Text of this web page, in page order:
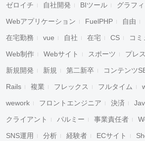
ゼロイチ 自社開発 BIツール グラフ
Webアプリケーション FuelPHP 自由
在宅勤務 vue 自社 在宅 CS コミ
Web制作 Webサイト スポーツ プレ
新規開発 新規 第二新卒 コンテンツ
Rails 複業 フレックス フルタイム
wework フロントエンジニア 決済
クライアント パルミー 事業責任者
SNS運用 分析 経験者 ECサイト